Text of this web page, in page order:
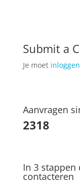
Submit a
Je moet inloggen
Aanvragen
2318
In 3 stappen
contacteren